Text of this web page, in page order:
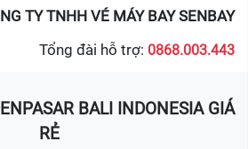
TY TNHH VÉ MÁY BAY SENBAY
Tổng đài hỗ trợ: 0868.003.443
BALI INDONESIA GIÁ
RẺ